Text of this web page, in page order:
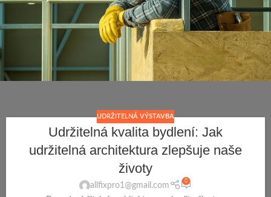
UDRŽITELNÁ VÝSTAVBA
Udržitelná kvalita bydlení: Jak
udržitelná architektura zlepšuje naše
životy
allfixpro1@gmail.com
0